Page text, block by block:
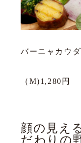
バーニャカウ
（M)1,280円
顔の見え
だわりの